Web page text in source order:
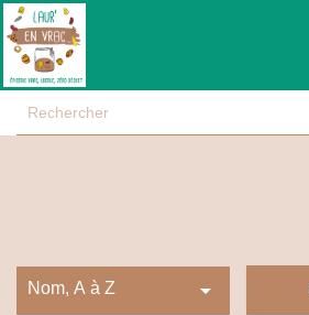
Nom, A à Z 